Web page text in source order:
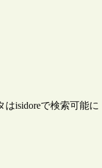
isidoreで検索可能に